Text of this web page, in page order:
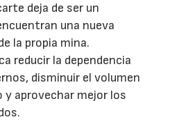
deja de ser un
una nueva
la propia mina.
reducir la dependencia
disminuir el volumen
y aprovechar mejor los